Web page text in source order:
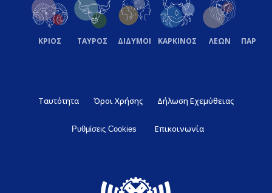
ΚΡΙΟΣ ΤΑΥΡΟΣ ΔΙΔΥΜΟΙ ΚΑΡΚΙΝΟΣ ΛΕΩΝ
Ταυτότητα Όροι Χρήσης Δήλωση Εχεμύθειας
Ρυθμίσεις Cookies Επικοινωνία